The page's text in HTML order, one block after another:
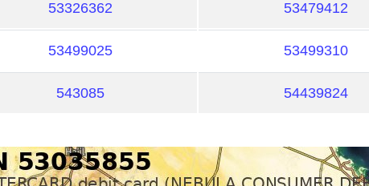
53326362 53479412
53499025 53499310
543085 54439824